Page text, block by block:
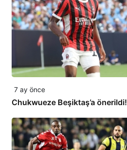
7 ay önce
Chukwueze Beşiktaş’a önerildi!